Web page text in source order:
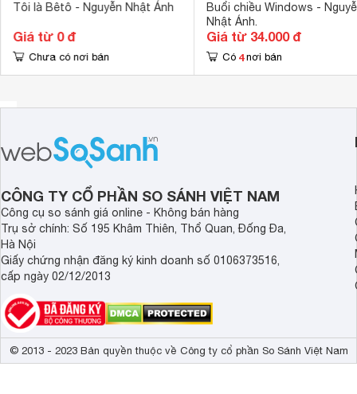
Tôi là Bêtô - Nguyễn Nhật Ánh
Giá từ 0 đ
Chưa có nơi bán
Buổi chiều Windows -
Nhật Ánh.
Giá từ 34.000 đ
Có 4 nơi bán
CÔNG TY CỔ PHẦN SO SÁNH VIỆT NAM
Công cụ so sánh giá online - Không bán hàng
Trụ sở chính: Số 195 Khâm Thiên, Thổ Quan, Đống Đa,
Hà Nội
Giấy chứng nhận đăng ký kinh doanh số 0106373516,
cấp ngày 02/12/2013
© 2013 - 2023 Bản quyền thuộc về Công ty cổ phần So Sánh Việt Nam